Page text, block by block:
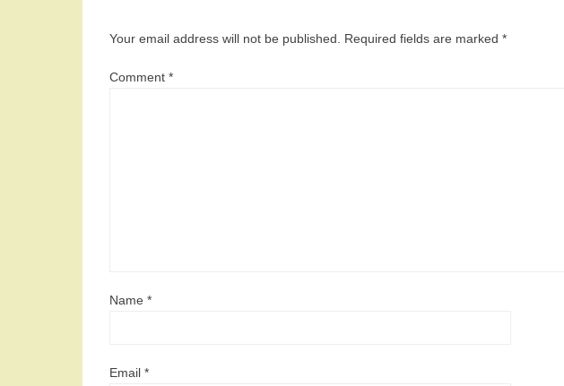
Your email address will not be published. Required fields are marked *
Comment *
Name *
Email *